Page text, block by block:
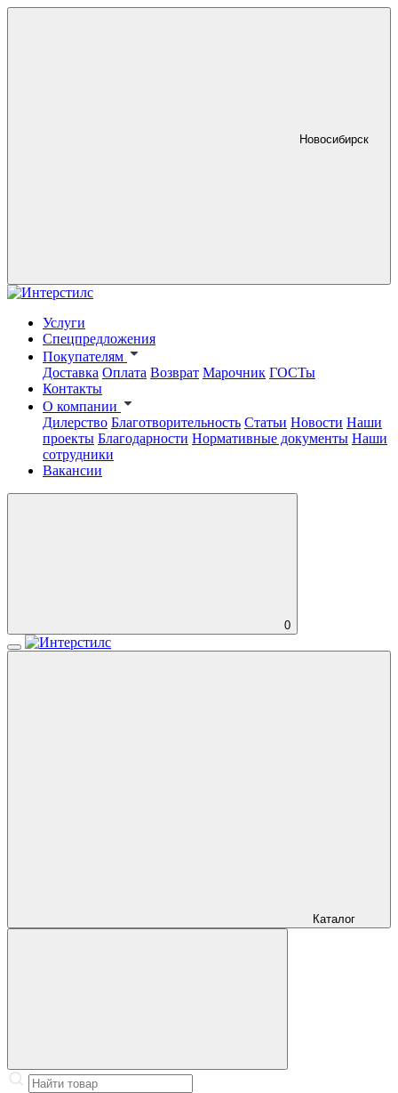
Новосибирск
Услуги
Спецпредложения
Покупателям
Доставка Оплата Возврат Марочник ГОСТы
Контакты
О компании
Дилерство Благотворительность Статьи Новости Наши
проекты Благодарности Нормативные документы Наши
сотрудники
Вакансии
0
Каталог